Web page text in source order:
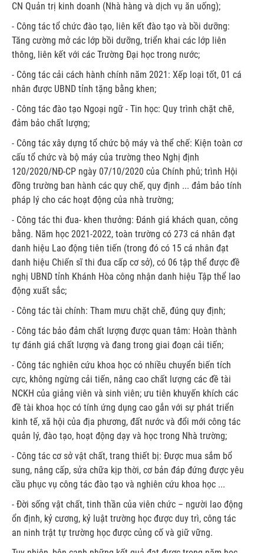
CN Quản trị kinh doanh (Nhà hàng và dịch vụ ăn uống);
- Công tác tổ chức đào tạo, liên kết đào tạo và bồi dưỡng:
Tăng cường mở các lớp bồi dưỡng, triển khai các lớp liên
thông, liên kết với các Trường Đại học trong nước;
- Công tác cải cách hành chính năm 2021: Xếp loại tốt, 01 cá
nhân được UBND tỉnh tặng bằng khen;
- Công tác đào tạo Ngoại ngữ - Tin học: Quy trình chặt chẽ,
đảm bảo chất lượng;
- Công tác xây dựng tổ chức bộ máy và thể chế: Kiện toàn cơ
cấu tổ chức và bộ máy của trường theo Nghị định
120/2020/NĐ-CP ngày 07/10/2020 của Chính phủ; trình Hội
đồng trường ban hành các quy chế, quy định ... đảm bảo tính
pháp lý cho các hoạt động của nhà trường;
- Công tác thi đua- khen thưởng: Đánh giá khách quan, công
bằng. Năm học 2021-2022, toàn trường có 273 cá nhân đạt
danh hiệu Lao động tiên tiến (trong đó có 15 cá nhân đạt
danh hiệu Chiến sĩ thi đua cấp cơ sở), có 06 tập thể được đề
nghị UBND tỉnh Khánh Hòa công nhận danh hiệu Tập thể lao
động xuất sắc;
- Công tác tài chính: Tham mưu chặt chẽ, đúng quy định;
- Công tác bảo đảm chất lượng được quan tâm: Hoàn thành
tự đánh giá chất lượng và đang trong giai đoạn cải tiến;
- Công tác nghiên cứu khoa học có nhiều chuyển biến tích
cực, không ngừng cải tiến, nâng cao chất lượng các đề tài
NCKH của giảng viên và sinh viên; ưu tiên khuyến khích các
đề tài khoa học có tính ứng dụng cao gắn với sự phát triển
kinh tế, xã hội của địa phương, đất nước và đổi mới công tác
quản lý, đào tạo, hoạt động dạy và học trong Nhà trường;
- Công tác cơ sở vật chất, trang thiết bị: Được mua sắm bổ
sung, nâng cấp, sửa chữa kịp thời, cơ bản đáp đứng được yêu
cầu phục vụ công tác đào tạo và nghiên cứu khoa học ...
- Đời sống vật chất, tinh thần của viên chức – người lao động
ổn định, kỷ cương, kỷ luật trường học được duy trì, công tác
an ninh trật tự trường học được củng cố và giữ vững.